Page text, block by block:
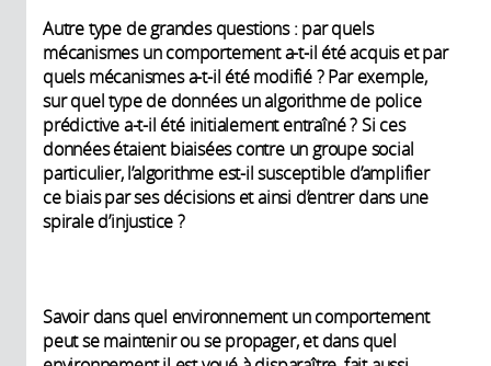
Autre type de grandes questions : par quels
mécanismes un comportement a-t-il été acquis et par
quels mécanismes a-t-il été modifié ? Par exemple,
sur quel type de données un algorithme de police
prédictive a-t-il été initialement entraîné ? Si ces
données étaient biaisées contre un groupe social
particulier, l’algorithme est-il susceptible d’amplifier
ce biais par ses décisions et ainsi d’entrer dans une
spirale d’injustice ?
Savoir dans quel environnement un comportement
peut se maintenir ou se propager, et dans quel